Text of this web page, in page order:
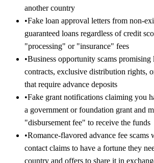
another country
•Fake loan approval letters from non-
guaranteed loans regardless of credit
"processing" or "insurance" fees
•Business opportunity scams
contracts, exclusive distribution rights,
that require advance deposits
•Fake grant notifications claiming you
a government or foundation grant and
"disbursement fee" to receive the funds
•Romance-flavored advance fee scams
contact claims to have a fortune they
country and offers to share it in